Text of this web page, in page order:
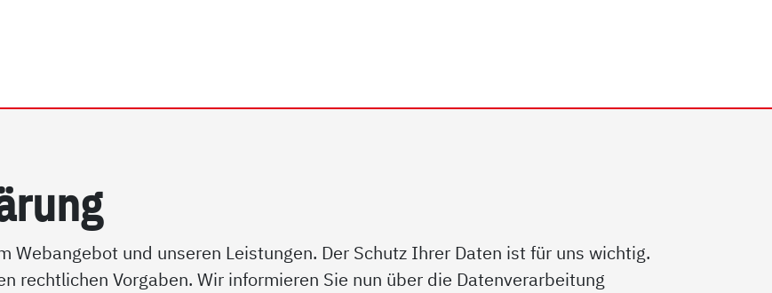
Webangebot und unseren Leistungen. Der Schutz Ihrer Daten ist für uns wichtig.
rechtlichen Vorgaben. Wir informieren Sie nun über die Datenverarbeitung